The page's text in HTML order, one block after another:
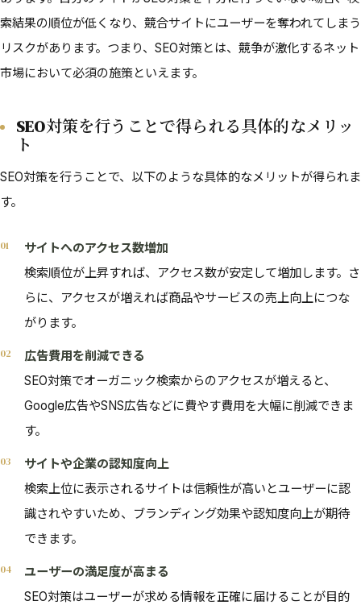
索結果の順位が低くなり、競合サイトにユーザーを奪われてしまう
リスクがあります。つまり、SEO対策とは、競争が激化するネット
市場において必須の施策といえます。
SEO対策を行うことで得られる具体的なメリッ
ト
SEO対策を行うことで、以下のような具体的なメリットが得られま
す。
サイトへのアクセス数増加
検索順位が上昇すれば、アクセス数が安定して増加します。さ
らに、アクセスが増えれば商品やサービスの売上向上につな
がります。
広告費用を削減できる
SEO対策でオーガニック検索からのアクセスが増えると、
Google広告やSNS広告などに費やす費用を大幅に削減できま
す。
サイトや企業の認知度向上
検索上位に表示されるサイトは信頼性が高いとユーザーに認
識されやすいため、ブランディング効果や認知度向上が期待
できます。
ユーザーの満足度が高まる
SEO対策はユーザーが求める情報を正確に届けることが目的